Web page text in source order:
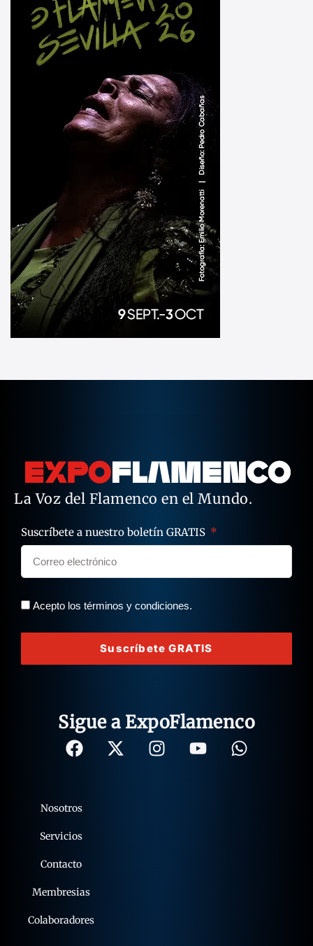
La Voz del Flamenco en el Mundo.
Suscríbete a nuestro boletín GRATIS
Acepto los términos y condiciones.
Suscríbete GRATIS
Sigue a ExpoFlamenco
Nosotros
Servicios
Contacto
Membresias
Colaboradores